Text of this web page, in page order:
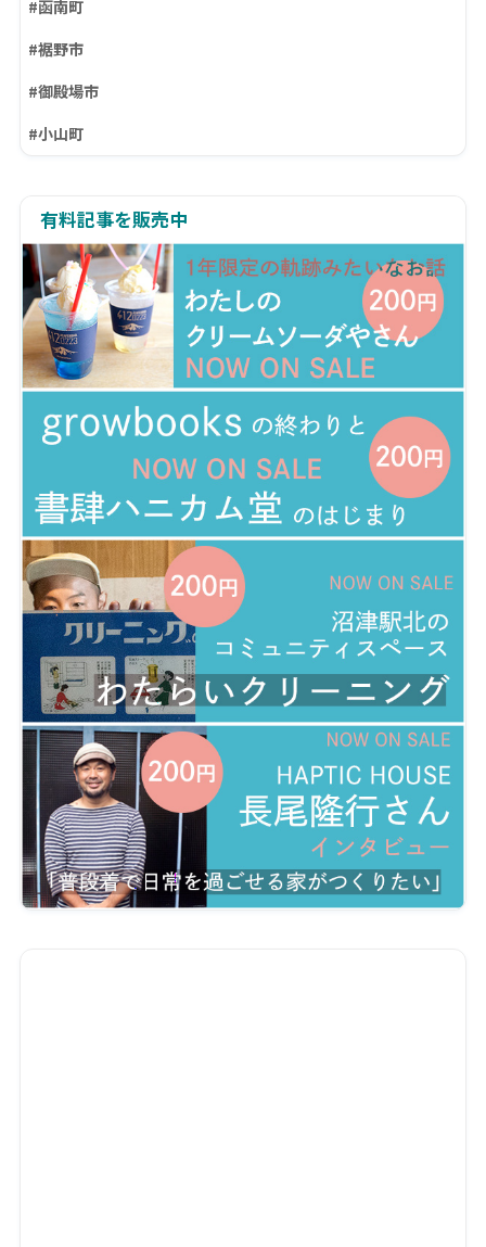
#函南町
#裾野市
#御殿場市
#小山町
有料記事を販売中